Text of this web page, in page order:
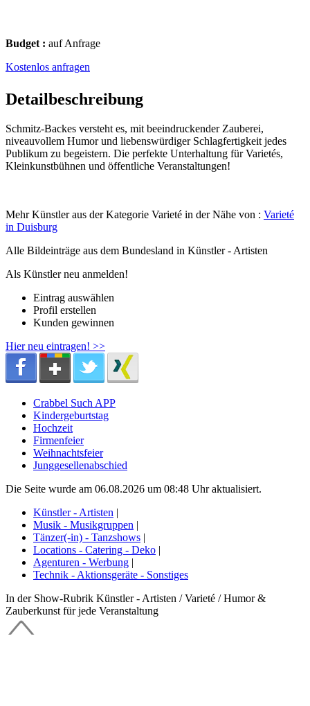
Budget : auf Anfrage
Kostenlos anfragen
Detailbeschreibung
Schmitz-Backes versteht es, mit beeindruckender Zauberei,
niveauvollem Humor und liebenswürdiger Schlagfertigkeit jedes
Publikum zu begeistern. Die perfekte Unterhaltung für Varietés,
Kleinkunstbühnen und öffentliche Veranstaltungen!
Mehr Künstler aus der Kategorie Varieté in der Nähe von : Varieté
in Duisburg
Alle Bildeinträge aus dem Bundesland in Künstler - Artisten
Als Künstler neu anmelden!
Eintrag auswählen
Profil erstellen
Kunden gewinnen
Hier neu eintragen! >>
Crabbel Such APP
Kindergeburtstag
Hochzeit
Firmenfeier
Weihnachtsfeier
Junggesellenabschied
Die Seite wurde am 06.08.2026 um 08:48 Uhr aktualisiert.
Künstler - Artisten |
Musik - Musikgruppen |
Tänzer(-in) - Tanzshows |
Locations - Catering - Deko |
Agenturen - Werbung |
Technik - Aktionsgeräte - Sonstiges
In der Show-Rubrik Künstler - Artisten / Varieté / Humor &
Zauberkunst für jede Veranstaltung